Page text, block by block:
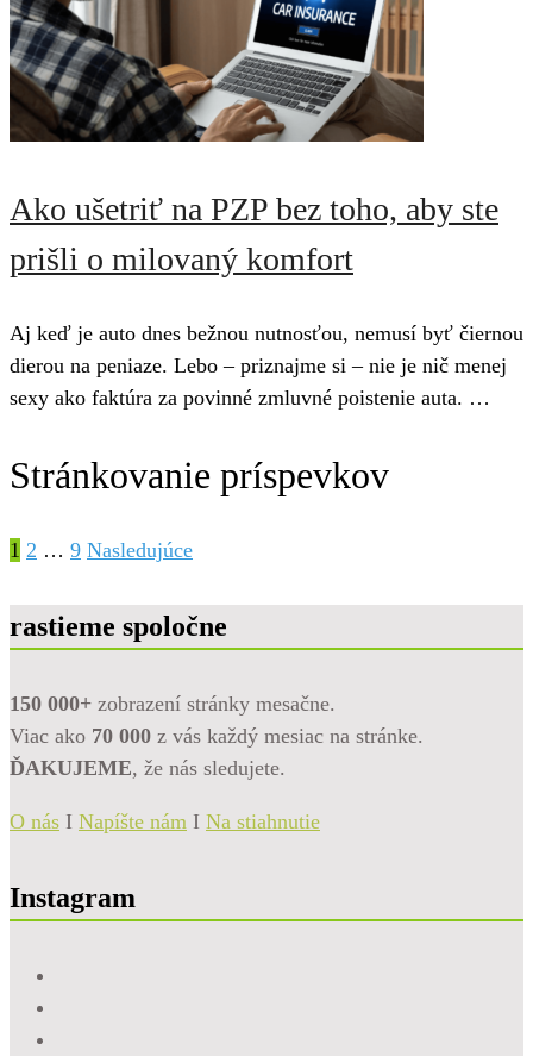
Ako ušetriť na PZP bez toho, aby ste
prišli o milovaný komfort
Aj keď je auto dnes bežnou nutnosťou, nemusí byť čiernou
dierou na peniaze. Lebo – priznajme si – nie je nič menej
sexy ako faktúra za povinné zmluvné poistenie auta. …
Stránkovanie príspevkov
1 2 … 9 Nasledujúce
rastieme spoločne
150 000+ zobrazení stránky mesačne.
Viac ako 70 000 z vás každý mesiac na stránke.
ĎAKUJEME, že nás sledujete.
O nás I Napíšte nám I Na stiahnutie
Instagram